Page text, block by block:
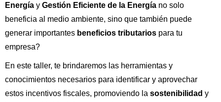
Energía y Gestión Eficiente de la Energía no solo
beneficia al medio ambiente, sino que también puede
generar importantes beneficios tributarios para tu
empresa?
En este taller, te brindaremos las herramientas y
conocimientos necesarios para identificar y aprovechar
estos incentivos fiscales, promoviendo la sostenibilidad y